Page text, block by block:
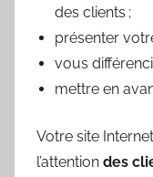
des clients ;
présenter
vous
mettre en
Votre site
l’attention des